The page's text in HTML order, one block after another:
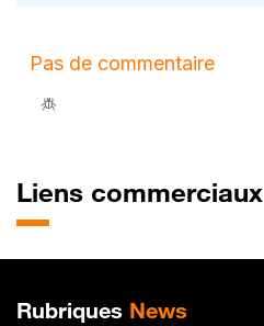
Liens commerciaux
Plan de site
Rubriques News